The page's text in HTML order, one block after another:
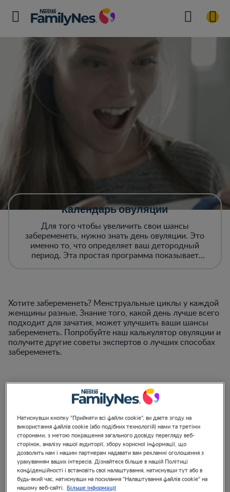
Календарь овуляции
Для того чтобы увеличить свои шансы
забеременеть, нужно знать день овуляции. Это
именно то, что определяет ваш детородный
период. Эта простая программа показывает
Хотите забеременеть? Менструальные циклы у каждой
женщины разные. Знание того, какой день лучше всего
подходит для зачатия, может улучшить ваши шансы
забеременеть. Попробуйте наш калькулятор овуляции и
получите другие советы экспертов о лучших способах
забеременеть.
Дата начала ваших последних
месячных?
Длительность вашего цикла
Натиснувши кнопку "Прийняти всі файли cookie", ви даєте згоду на
використання файлів cookie (або подібних технологій) нами та третіми
сторонами, з метою покращення загального досвіду перегляду веб-
сторінок, аналізу нашої аудиторії, збору корисної інформації, що
дозволить нам і нашим партнерам надавати вам рекламні оголошення з
урахуванням ваших інтересів. Дізнайтеся більше в нашій Політиці
конфіденційності і встановіть свої налаштування, натиснувши тут або в
будь-який час, натиснувши на посилання "Налаштування файлів cookie" на
нашому веб-сайті. Більше інформації